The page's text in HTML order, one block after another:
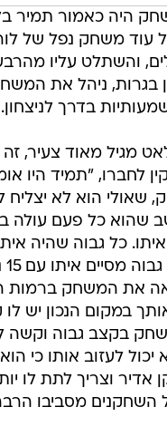
היה כאמור תמיר
עוד משחק נפל של
והשתלט עליו
בגרות, ניהל את
בדרך לניצחון.
מגיל מאוד צעיר, זה
לחברו, "תמיד היו
שאולי הוא לא יצליח
שהוא כל פעם עולה
כל גבוה שהיה
את המשחק ברמות
במקום הנכון יש
בקצב גבוה וקשה
יכול לעזוב אותו כי
וצריך לתת לו
השחקנים מסביבו